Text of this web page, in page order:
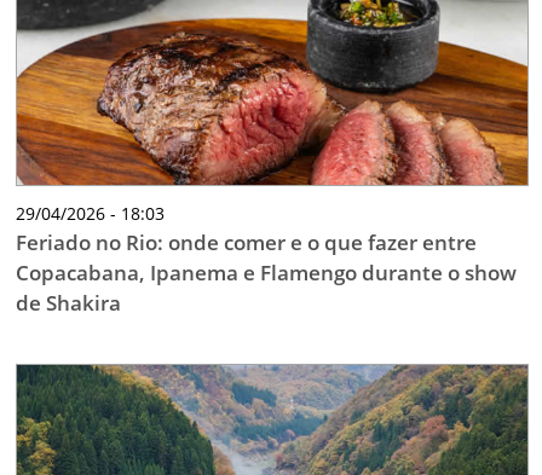
29/04/2026 - 18:03
Feriado no Rio: onde comer e o que fazer entre
Copacabana, Ipanema e Flamengo durante o show
de Shakira